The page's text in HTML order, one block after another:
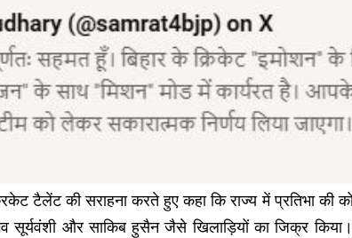
टैलेंट की सराहना करते हुए कहा कि राज्य में प्रतिभा की
सूर्यवंशी और साकिब हुसैन जैसे खिलाड़ियों का जिक्र